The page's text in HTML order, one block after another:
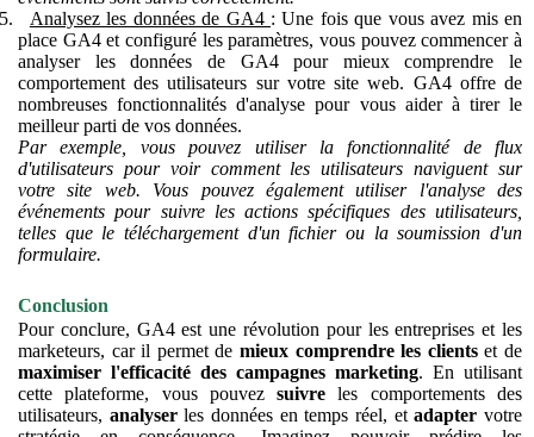
Analysez les données de GA4 : Une fois que vous avez mis en
place GA4 et configuré les paramètres, vous pouvez commencer à
analyser les données de GA4 pour mieux comprendre le
comportement des utilisateurs sur votre site web. GA4 offre de
nombreuses fonctionnalités d'analyse pour vous aider à tirer le
meilleur parti de vos données.
Par exemple, vous pouvez utiliser la fonctionnalité de flux
d'utilisateurs pour voir comment les utilisateurs naviguent sur
votre site web. Vous pouvez également utiliser l'analyse des
événements pour suivre les actions spécifiques des utilisateurs,
telles que le téléchargement d'un fichier ou la soumission d'un
formulaire.
Conclusion
Pour conclure, GA4 est une révolution pour les entreprises et les
marketeurs, car il permet de mieux comprendre les clientset de
maximiser l'efficacité des campagnes marketing. En utilisant
cette plateforme, vous pouvezsuivre les comportements des
utilisateurs, analyserles données en temps réel, etadapter votre